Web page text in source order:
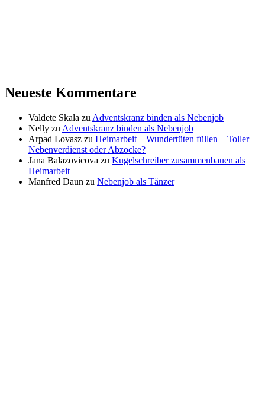
Neueste Kommentare
Valdete Skala zu Adventskranz binden als Nebenjob
Nelly zu Adventskranz binden als Nebenjob
Arpad Lovasz zu Heimarbeit – Wundertüten füllen – Toller
Nebenverdienst oder Abzocke?
Jana Balazovicova zu Kugelschreiber zusammenbauen als
Heimarbeit
Manfred Daun zu Nebenjob als Tänzer